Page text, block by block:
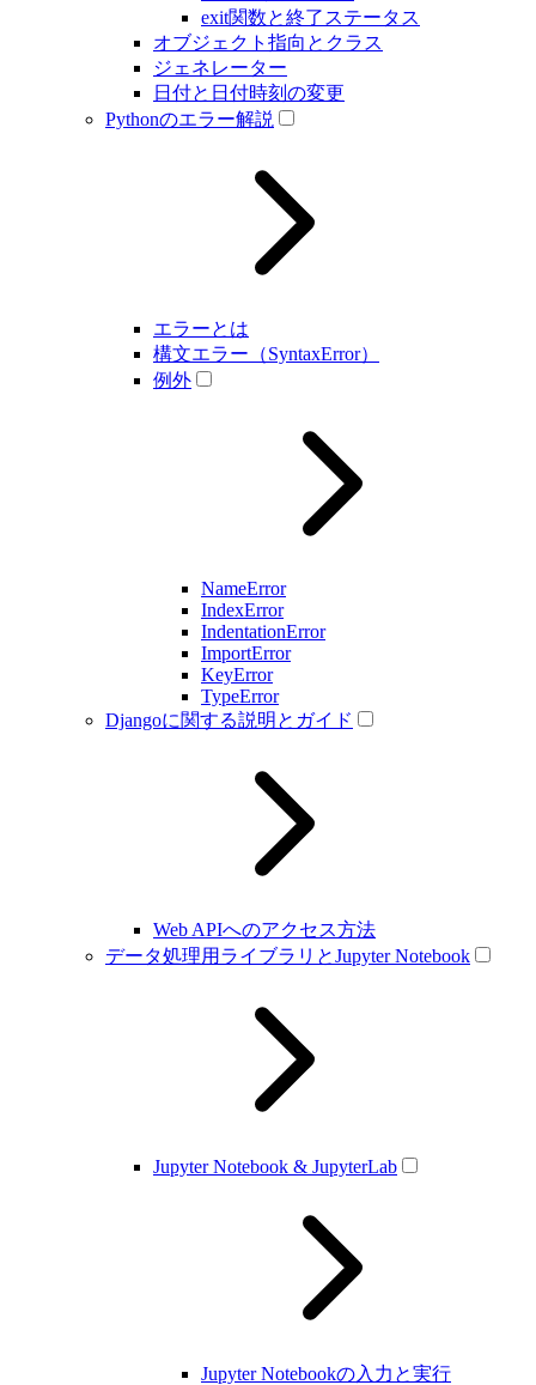
exit関数と終了ステータス
オブジェクト指向とクラス
ジェネレーター
日付と日付時刻の変更
Pythonのエラー解説
エラーとは
構文エラー（SyntaxError）
例外
NameError
IndexError
IndentationError
ImportError
KeyError
TypeError
Djangoに関する説明とガイド
Web APIへのアクセス方法
データ処理用ライブラリとJupyter Notebook
Jupyter Notebook & JupyterLab
Jupyter Notebookの入力と実行